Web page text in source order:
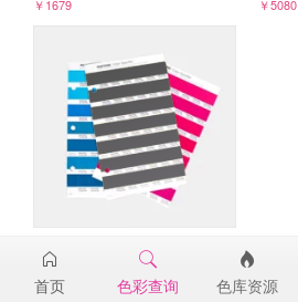
￥1679
￥5080
19-0506TPG
￥98
首页 色彩查询 色库资源